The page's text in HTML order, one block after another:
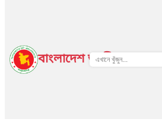
বাংলাদেশ জাতীয় তথ্য